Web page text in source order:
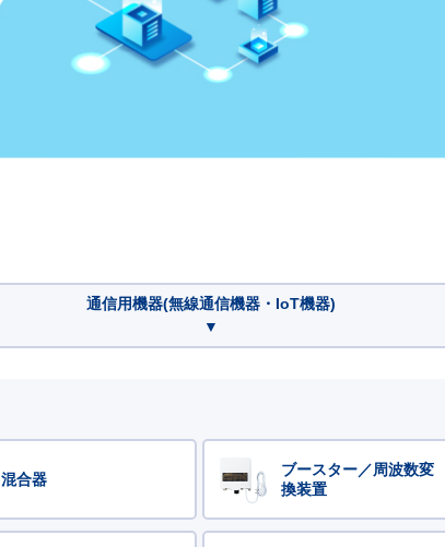
通信用機器(無線通信機器・IoT機器)
▼
混合器
ブースター／周波数変
換装置